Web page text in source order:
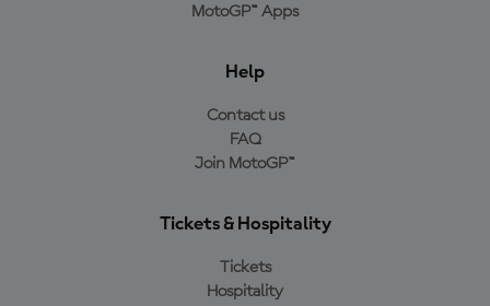
MotoGP™ Apps
Help
Contact us
FAQ
Join MotoGP™
Tickets & Hospitality
Tickets
Hospitality